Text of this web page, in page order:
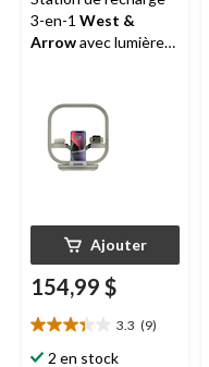
3-en-1 West &
Arrowavec lumière
Ajouter
154,99 $
3.3 (9)
3.3
étoile(s)
2 en stock